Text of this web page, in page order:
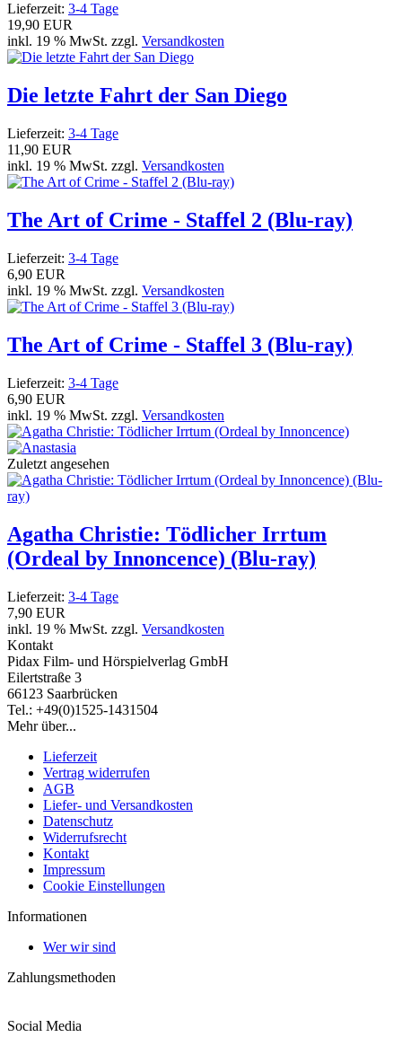
Lieferzeit: 3-4 Tage
19,90 EUR
inkl. 19 % MwSt. zzgl. Versandkosten
Die letzte Fahrt der San Diego
Lieferzeit: 3-4 Tage
11,90 EUR
inkl. 19 % MwSt. zzgl. Versandkosten
The Art of Crime - Staffel 2 (Blu-ray)
Lieferzeit: 3-4 Tage
6,90 EUR
inkl. 19 % MwSt. zzgl. Versandkosten
The Art of Crime - Staffel 3 (Blu-ray)
Lieferzeit: 3-4 Tage
6,90 EUR
inkl. 19 % MwSt. zzgl. Versandkosten
Zuletzt angesehen
Agatha Christie: Tödlicher Irrtum
(Ordeal by Innoncence) (Blu-ray)
Lieferzeit: 3-4 Tage
7,90 EUR
inkl. 19 % MwSt. zzgl. Versandkosten
Kontakt
Pidax Film- und Hörspielverlag GmbH
Eilertstraße 3
66123 Saarbrücken
Tel.: +49(0)1525-1431504
Mehr über...
Lieferzeit
Vertrag widerrufen
AGB
Liefer- und Versandkosten
Datenschutz
Widerrufsrecht
Kontakt
Impressum
Cookie Einstellungen
Informationen
Wer wir sind
Zahlungsmethoden
Social Media